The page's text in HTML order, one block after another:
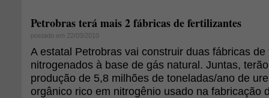
Petrobras terá mais 2 fábricas de fertilizantes
postado em 22/03/2010
A estatal Petrobras vai construir duas fábricas de
nitrogenados à base de gás natural. Juntas,
produção de 5,8 milhões de toneladas/ano de
orgânico rico em nitrogênio usado na fabricação